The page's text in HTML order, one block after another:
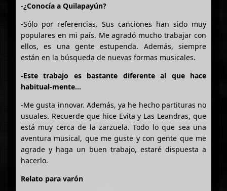
-¿Conocía a Quilapayún?
-Sólo por referencias. Sus canciones han sido muy
populares en mi país. Me agradó mucho trabajar con
ellos, es una gente estupenda. Además, siempre
están en la búsqueda de nuevas formas musicales.
-Este trabajo es bastante diferente al que hace
habitual-mente…
-Me gusta innovar. Además, ya he hecho partituras no
usuales. Recuerde que hice Evita y Las Leandras, que
está muy cerca de la zarzuela. Todo lo que sea una
aventura musical, que me guste y con gente que me
agrade y haga un buen trabajo, estaré dispuesta a
hacerlo.
Relato para varón